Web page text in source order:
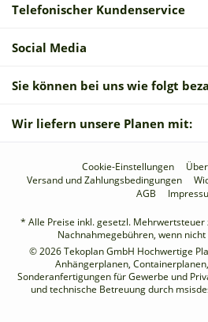
Telefonischer Kundenservice
Social Media
Sie können bei uns wie folgt
Wir liefern unsere Planen mit:
Cookie-Einstellungen
Versand und Zahlungsbedingungen
AGB
* Alle Preise inkl. gesetzl. Mehrwertsteuer
Nachnahmegebühren, wenn
© 2026 Tekoplan GmbH Hochwertige
Anhängerplanen,
Sonderanfertigungen für Gewerbe und
und technische Betreuung durch